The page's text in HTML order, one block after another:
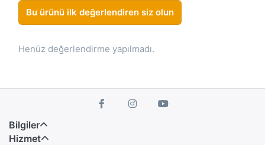
Bu ürünü ilk değerlendiren siz olun
Henüz değerlendirme yapılmadı.
Bilgiler
Hizmet